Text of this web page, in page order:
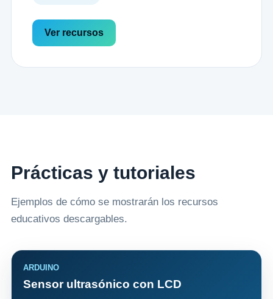
Ver recursos
Prácticas y tutoriales
Ejemplos de cómo se mostrarán los recursos
educativos descargables.
ARDUINO
Sensor ultrasónico con LCD